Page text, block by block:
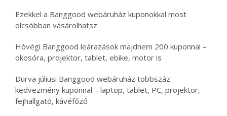
Ezekkel a Banggood webáruház kuponokkal most
olcsóbban vásárolhatsz
Hóvégi Banggood leárazások majdnem 200 kuponnal –
okosóra, projektor, tablet, ebike, motor is
Durva júliusi Banggood webáruház többszáz
kedvezmény kuponnal – laptop, tablet, PC, projektor,
fejhallgató, kávéfőző